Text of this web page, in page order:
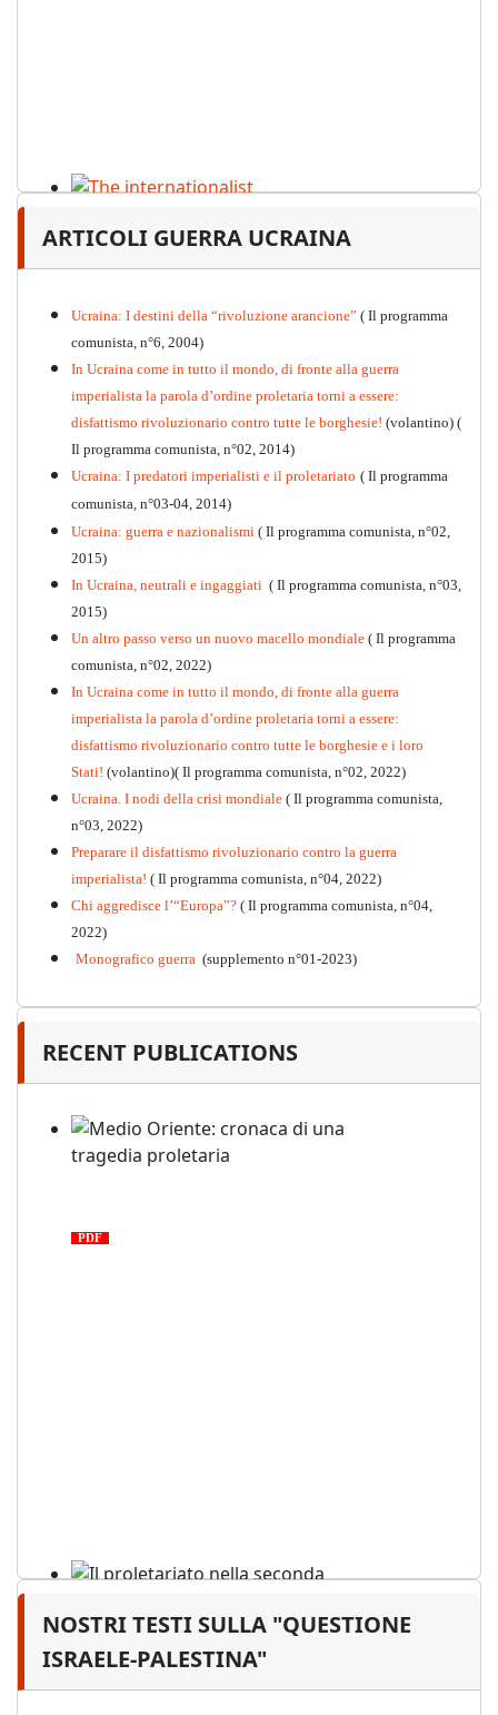
PDF n.12, 2026
Kommunistisches Programm
PDF n°10 - 2026
ARTICOLI GUERRA UCRAINA
Ucraina: I destini della “rivoluzione arancione” ( Il programma
comunista, n°6, 2004)
In Ucraina come in tutto il mondo, di fronte alla guerra
imperialista la parola d’ordine proletaria torni a essere:
disfattismo rivoluzionario contro tutte le borghesie! (volantino) (
Il programma comunista, n°02, 2014)
Ucraina: I predatori imperialisti e il proletariato ( Il programma
comunista, n°03-04, 2014)
Ucraina: guerra e nazionalismi ( Il programma comunista, n°02,
2015)
In Ucraina, neutrali e ingaggiati ( Il programma comunista, n°03,
2015)
Un altro passo verso un nuovo macello mondiale ( Il programma
comunista, n°02, 2022)
In Ucraina come in tutto il mondo, di fronte alla guerra
imperialista la parola d’ordine proletaria torni a essere:
disfattismo rivoluzionario contro tutte le borghesie e i loro
Stati! (volantino)( Il programma comunista, n°02, 2022)
Ucraina. I nodi della crisi mondiale ( Il programma comunista,
n°03, 2022)
Preparare il disfattismo rivoluzionario contro la guerra
imperialista! ( Il programma comunista, n°04, 2022)
Chi aggredisce l’“Europa”? ( Il programma comunista, n°04,
2022)
Monografico guerra (supplemento n°01-2023)
RECENT PUBLICATIONS
PDF
Il proletariato nella seconda
guerra mondiale e nella
NOSTRI TESTI SULLA "QUESTIONE
ISRAELE-PALESTINA"